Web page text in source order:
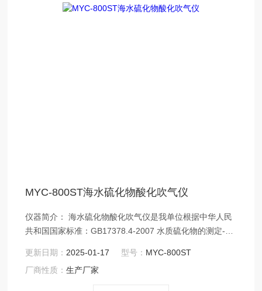
MYC-800ST海水硫化物酸化吹气仪
仪器简介： 海水硫化物酸化吹气仪是我单位根据中华人民
共和国国家标准：GB17378.4-2007 水质硫化物的测定-亚
品前处理需要。适用于海水中硫化物的测定。该产品具有
容易控制、操作简便快捷等特点。
更新日期： 2025-01-17 型号： MYC-800ST
厂商性质：生产厂家